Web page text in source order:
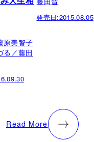
原美智子
る／藤田
発売日:2015.08.05
Read More